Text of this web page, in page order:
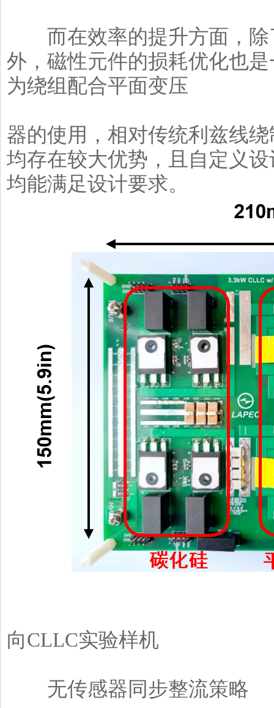
而在效率的提升方面，除
外，磁性元件的损耗优化也
为绕组配合平面变压
器的使用，相对传统利兹线
均存在较大优势，且自定义
均能满足设计要求。
向CLLC实验样机
无传感器同步整流策略